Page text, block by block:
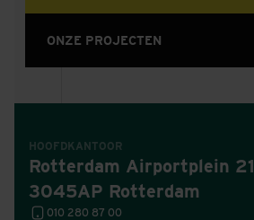
ONZE PROJECTEN
HOOFDKANTOOR
Rotterdam Airportplein 21
3045AP Rotterdam
010 280 87 00